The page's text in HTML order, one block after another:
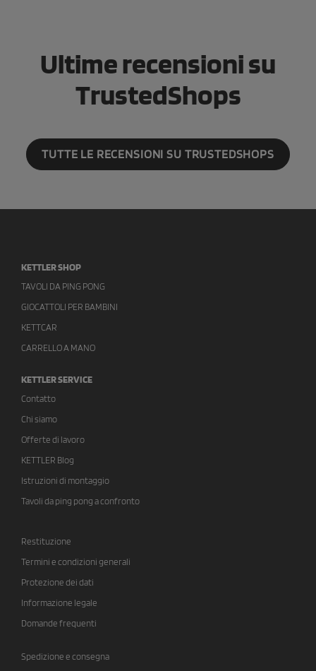
Ultime recensioni su
TrustedShops
TUTTE LE RECENSIONI SU TRUSTEDSHOPS
KETTLER SHOP
TAVOLI DA PING PONG
GIOCATTOLI PER BAMBINI
KETTCAR
CARRELLO A MANO
KETTLER SERVICE
Contatto
Chi siamo
Offerte di lavoro
KETTLER Blog
Istruzioni di montaggio
Tavoli da ping pong a confronto
Restituzione
Termini e condizioni generali
Protezione dei dati
Informazione legale
Domande frequenti
Spedizione e consegna